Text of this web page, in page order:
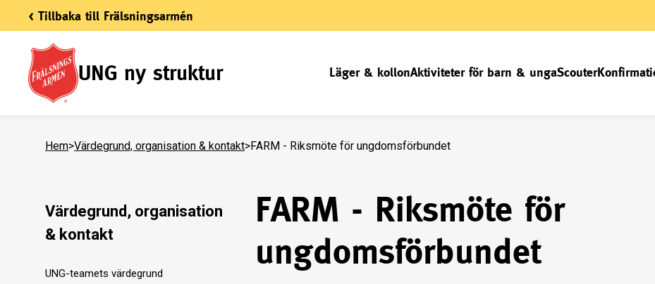
< Tillbaka till Frälsningsarmén
UNG ny struktur Läger & kollonAktiviteter för barn & ungaScouter
Hem>Värdegrund, organisation & kontakt>FARM - Riksmöte för ungdomsförbundet
Värdegrund, organisation
& kontakt
UNG-teamets värdegrund
FARM - Riksmöte för
ungdomsförbundet